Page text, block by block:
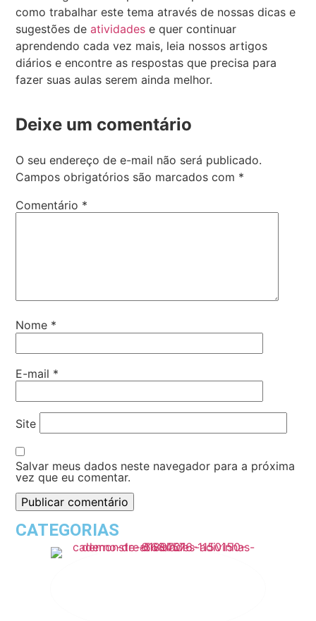
como trabalhar este tema através de nossas dicas e
sugestões deatividades e quer continuar
aprendendo cada vez mais, leia nossos artigos
diários e encontre as respostas que precisa para
fazer suas aulas serem ainda melhor.
Deixe um comentário
O seu endereço de e-mail não será publicado.
Campos obrigatórios são marcados com *
Comentário *
Nome *
E-mail *
Site
Salvar meus dados neste navegador para a próxima
vez que eu comentar.
CATEGORIAS